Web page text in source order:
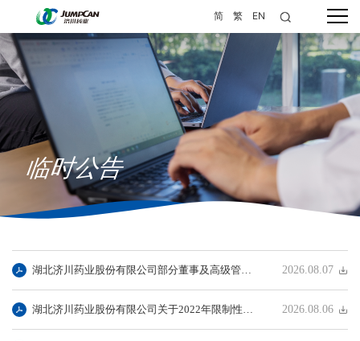
简 繁 EN
临时公告
湖北济川药业股份有限公司部分董事及高级管理人员减持股份计划公告 2026.08.07
湖北济川药业股份有限公司关于2022年限制性股票与股票期权激励计划首次授予股票期权限制行权期间的提示性公告 2026.08.06